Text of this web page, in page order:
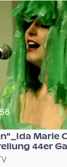
Marie
44er